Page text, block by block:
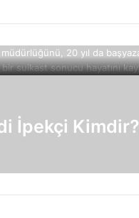
İpekçi Kimdir?